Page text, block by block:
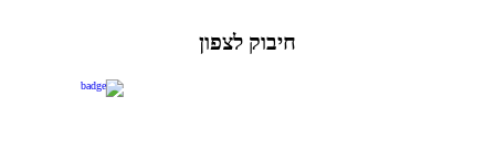
חיבוק לצפון